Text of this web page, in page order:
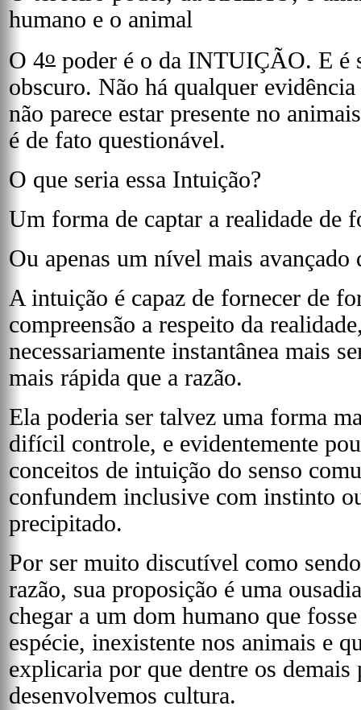
humano e o animal
O 4o poder é o da INTUIÇÃO. E é
obscuro. Não há qualquer
não parece estar presente no
é de fato questionável.
O que seria essa Intuição?
Um forma de captar a realidade de
Ou apenas um nível mais avançado
A intuição é capaz de fornecer de
compreensão a respeito da
necessariamente instantânea mais
mais rápida que a razão.
Ela poderia ser talvez uma forma
difícil controle, e evidentemente
conceitos de intuição do senso
confundem inclusive com instinto
precipitado.
Por ser muito discutível como
razão, sua proposição é uma
chegar a um dom humano que
espécie, inexistente nos animais e
explicaria por que dentre os demais
desenvolvemos cultura.